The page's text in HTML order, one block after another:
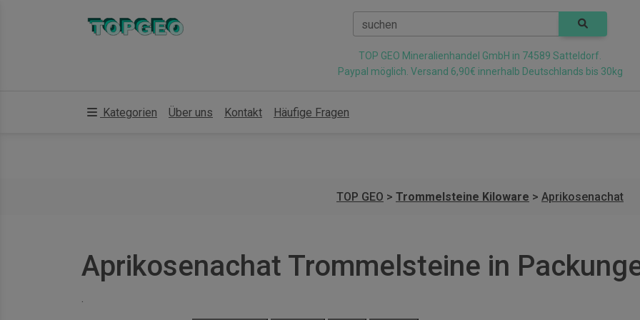
suchen
TOP GEO Mineralienhandel GmbH in 74589 Satteldorf.
Paypal möglich. Versand 6,90€ innerhalb Deutschlands bis 30kg
Kategorien Über uns Kontakt Häufige Fragen
TOP GEO > Trommelsteine Kiloware > Aprikosenachat
Aprikosenachat Trommelsteine in
.